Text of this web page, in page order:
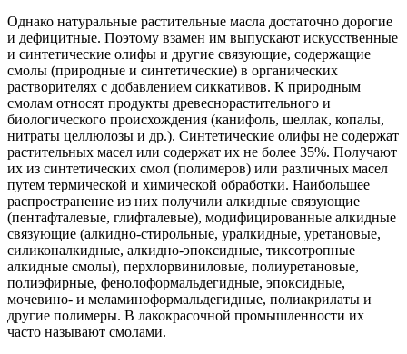
Однако натуральные растительные масла достаточно дорогие
и дефицитные. Поэтому взамен им выпускают искусственные
и синтетические олифы и другие связующие, содержащие
смолы (природные и синтетические) в органических
растворителях с добавлением сиккативов. К природным
смолам относят продукты древеснорастительного и
биологического происхождения (канифоль, шеллак, копалы,
нитраты целлюлозы и др.). Синтетические олифы не содержат
растительных масел или содержат их не более 35%. Получают
их из синтетических смол (полимеров) или различных масел
путем термической и химической обработки. Наибольшее
распространение из них получили алкидные связующие
(пентафталевые, глифталевые), модифицированные алкидные
связующие (алкидно-стирольные, уралкидные, уретановые,
силиконалкидные, алкидно-эпоксидные, тиксотропные
алкидные смолы), перхлорвиниловые, полиуретановые,
полиэфирные, фенолоформальдегидные, эпоксидные,
мочевино- и меламиноформальдегидные, полиакрилаты и
другие полимеры. В лакокрасочной промышленности их
часто называют смолами.